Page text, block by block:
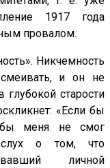
1917 года
провалом.
Никчемность
и он не
глубокой старости
«Если бы
бы меня не смог
слух о том, что
личной